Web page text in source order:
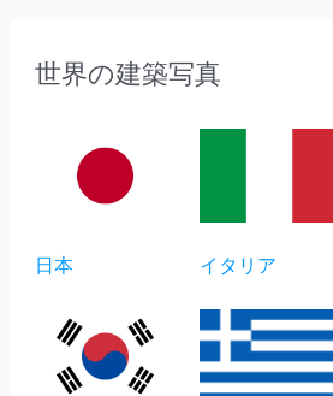
世界の建築写真
日本 イタリア